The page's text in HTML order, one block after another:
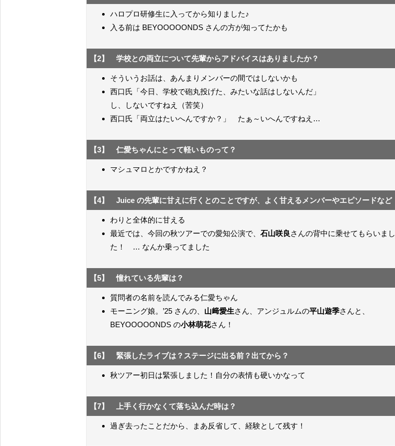
ハロプロ研修生に入ってから知りました♪
入る前は BEYOOOOONDS さんの方が知ってたかも
【2】 学校との両立について先輩からアドバイスはありましたか？
そういうお話は、あんまりメンバーの間ではしないかも
西口氏「今日、学校で砲丸投げた、みたいな話はしないんだ」
し、しないですねえ（苦笑）
西口氏「両立はたいへんですか？」 たぁ～いへんですねえ…
【3】 仁愛ちゃんにとって軽いものって？
マシュマロとかですかねえ？
【4】 Juice の先輩に甘えに行くとのことですが、よく甘えるメンバーやエピソードなど
わりと全体的に甘える
最近では、今回の秋ツアーでの愛知公演で、石山咲良 さんの背中に乗せてもらいまし
た！ … なんか乗ってました
【5】 憧れている先輩は？
質問者の名前を読んでみる仁愛ちゃん
モーニング娘。’25 さんの、 山﨑愛生さん、アンジュルムの平山遊季さんと、
BEYOOOOONDS の小林萌花さん！
【6】 緊張したライブは？ステージに出る前？出てから？
秋ツアー初日は緊張しました！自分の表情も硬いかなって
【7】 上手く行かなくて落ち込んだ時は？
過ぎ去ったことだから、まあ反省して、経験として残す！